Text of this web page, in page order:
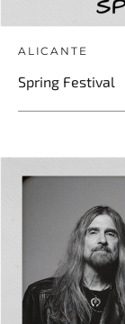
ALICANTE
Spring Festival